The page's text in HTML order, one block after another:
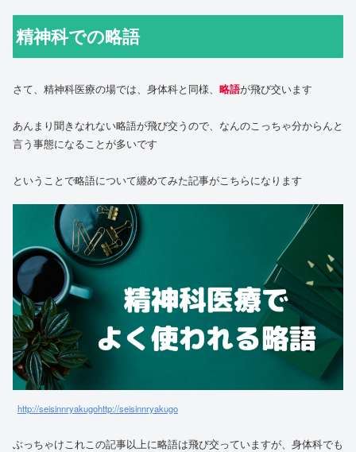
精神科での略語
さて、精神科医療の場では、身体科と同様、 略語が飛び交います
あんまり聞きなれない略語が飛び交うので、なんのこっちゃ分からんと
言う事態になることが多いです
ということで略語について纏めてみた記事がこちらになります
http://seisinnryakugohttp://seisinnryakugo
ぶっちゃけこれこの記事以上に略語は飛び交っていますが、身体科でも